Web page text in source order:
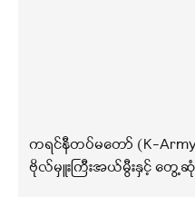
ကရင်နီတပ်မတော် (K-
ဗိုလ်မှူးကြီးအယ်မွီးနှင့် တွေ့ဆုံခ